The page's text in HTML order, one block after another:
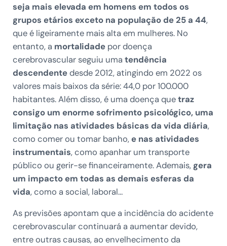
seja mais elevada em homens em todos os
grupos etários exceto na população de 25 a 44,
que é ligeiramente mais alta em mulheres. No
entanto, a mortalidade por doença
cerebrovascular seguiu uma tendência
descendentedesde 2012, atingindo em 2022 os
valores mais baixos da série: 44,0 por 100.000
habitantes. Além disso, é uma doença quetraz
consigo um enorme sofrimento psicológico, uma
limitação nas atividades básicas da vida diária,
como comer ou tomar banho, e nas atividades
instrumentais, como apanhar um transporte
público ou gerir-se financeiramente. Ademais, gera
um impacto em todas as demais esferas da
vida, como a social, laboral…
As previsões apontam que a incidência do acidente
cerebrovascular continuará a aumentar devido,
entre outras causas, ao envelhecimento da